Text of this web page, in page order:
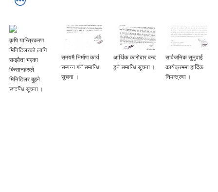
कृषि यान्त्रिकरण
मिनिटिलरको लागि
सम्झौता भएका
किसानहरुले
मिनिटिलर बुझ्ने
सम्बन्धि सूचना ।
समयमै निर्माण कार्य
सम्पन्न गर्ने सम्बन्धि
सूचना ।
आर्थिक कारोबार बन्द
हुने सम्बन्धि सूचना ।
सार्वजनिक सुनुवाई
कार्यक्रममा हार्दिक
निमन्त्रणा ।